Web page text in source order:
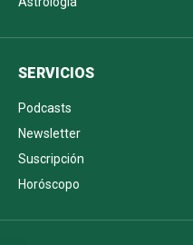
SERVICIOS
Podcasts
Newsletter
Suscripción
Horóscopo